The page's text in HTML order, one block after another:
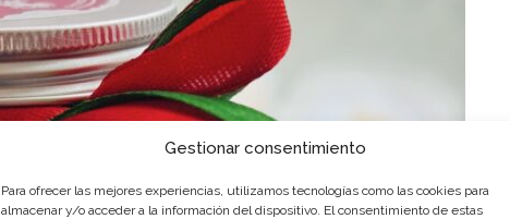
Gestionar consentimiento
Para ofrecer las mejores experiencias, utilizamos tecnologías como las cookies para
almacenar y/o acceder a la información del dispositivo. El consentimiento de estas